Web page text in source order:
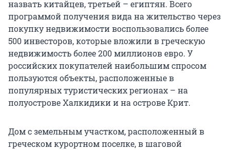
назвать китайцев, третьей – египтян. Всего
программой получения вида на жительство через
покупку недвижимости воспользовались более
500 инвесторов, которые вложили в греческую
недвижимость более 200 миллионов евро. У
российских покупателей наибольшим спросом
пользуются объекты, расположенные в
популярных туристических регионах – на
полуострове Халкидики и на острове Крит.
Дом с земельным участком, расположенный в
греческом курортном поселке, в шаговой